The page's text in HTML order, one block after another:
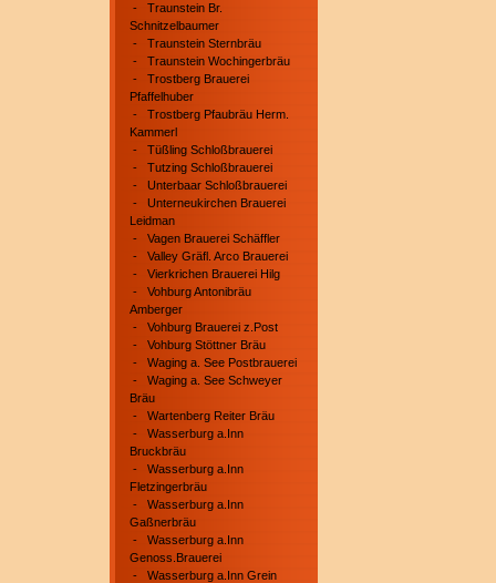
- Traunstein Br.
Schnitzelbaumer
- Traunstein Sternbräu
- Traunstein Wochingerbräu
- Trostberg Brauerei
Pfaffelhuber
- Trostberg Pfaubräu Herm.
Kammerl
- Tüßling Schloßbrauerei
- Tutzing Schloßbrauerei
- Unterbaar Schloßbrauerei
- Unterneukirchen Brauerei
Leidman
- Vagen Brauerei Schäffler
- Valley Gräfl. Arco Brauerei
- Vierkrichen Brauerei Hilg
- Vohburg Antonibräu
Amberger
- Vohburg Brauerei z.Post
- Vohburg Stöttner Bräu
- Waging a. See Postbrauerei
- Waging a. See Schweyer
Bräu
- Wartenberg Reiter Bräu
- Wasserburg a.Inn
Bruckbräu
- Wasserburg a.Inn
Fletzingerbräu
- Wasserburg a.Inn
Gaßnerbräu
- Wasserburg a.Inn
Genoss.Brauerei
- Wasserburg a.Inn Grein